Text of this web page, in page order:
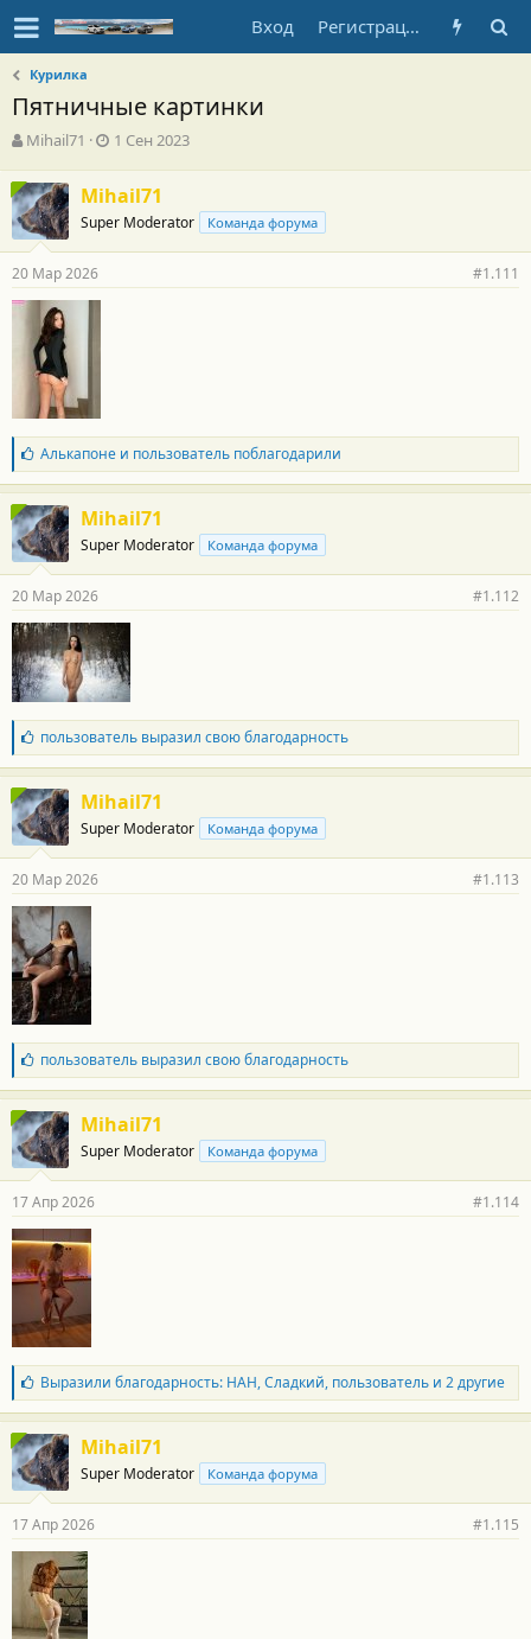
Вход Регистрация
Курилка
Пятничные картинки
А
т
о
р
т
е
м
Mihail71
Д
а
н
а
1 Сен 2023
Mihail71
Super Moderator Команда форума
20 Мар 2026 #1.111
Б
л
а
г
о
д
а
н
о
с
т
и
:
Алькапонеи пользовательпоблагодарили
Mihail71
Super Moderator Команда форума
20 Мар 2026 #1.112
Б
л
а
г
о
д
а
н
о
с
т
и
:
пользовательвыразил свою благодарность
Mihail71
Super Moderator Команда форума
20 Мар 2026 #1.113
Б
л
а
г
о
д
а
н
о
с
т
и
пользовательвыразил свою благодарность
Mihail71
Super Moderator Команда форума
17 Апр 2026 #1.114
Б
л
а
г
о
д
а
н
о
с
т
и
:
Выразили благодарность: НАН,Сладкий, пользовательи 2 другие
Mihail71
Super Moderator Команда форума
17 Апр 2026 #1.115